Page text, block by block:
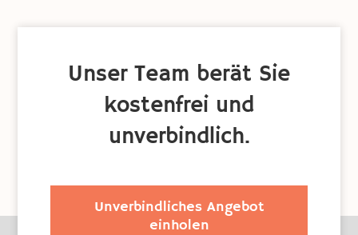
Unser Team berät Sie
kostenfrei und
unverbindlich.
Unverbindliches Angebot
einholen